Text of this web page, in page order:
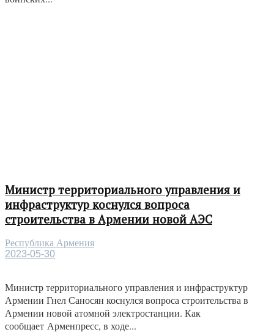
Министр территориального управления и
инфраструктур коснулся вопроса
строительства в Армении новой АЭС
Республика Армения
2023-05-30
Министр территориального управления и инфраструктур
Армении Гнел Саносян коснулся вопроса строительства в
Армении новой атомной электростанции. Как
сообщает Арменпресс, в ходе...